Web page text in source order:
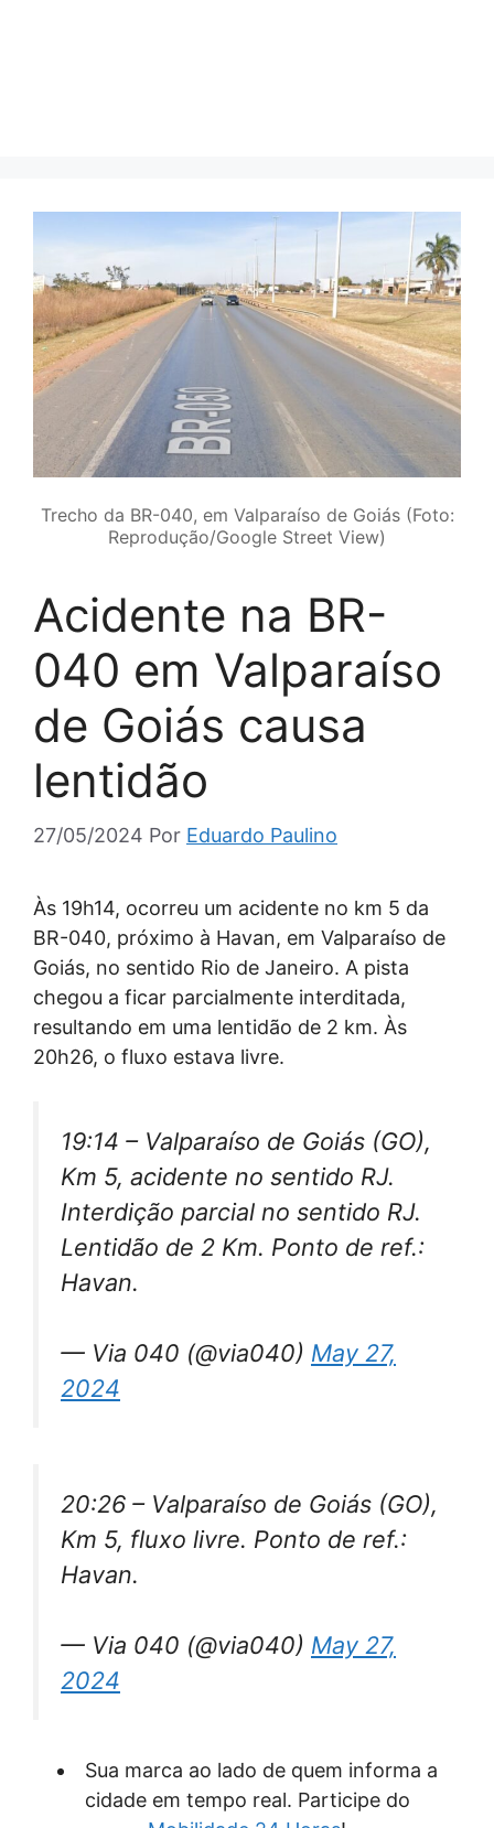
Trecho da BR-040, em Valparaíso de Goiás (Foto:
Reprodução/Google Street View)
Acidente na BR-
040 em Valparaíso
de Goiás causa
lentidão
27/05/2024 Por Eduardo Paulino
Às 19h14, ocorreu um acidente no km 5 da
BR-040, próximo à Havan, em Valparaíso de
Goiás, no sentido Rio de Janeiro. A pista
chegou a ficar parcialmente interditada,
resultando em uma lentidão de 2 km. Às
20h26, o fluxo estava livre.
19:14 – Valparaíso de Goiás (GO),
Km 5, acidente no sentido RJ.
Interdição parcial no sentido RJ.
Lentidão de 2 Km. Ponto de ref.:
Havan.
— Via 040 (@via040) May 27,
2024
20:26 – Valparaíso de Goiás (GO),
Km 5, fluxo livre. Ponto de ref.:
Havan.
— Via 040 (@via040) May 27,
2024
Sua marca ao lado de quem informa a
cidade em tempo real. Participe do